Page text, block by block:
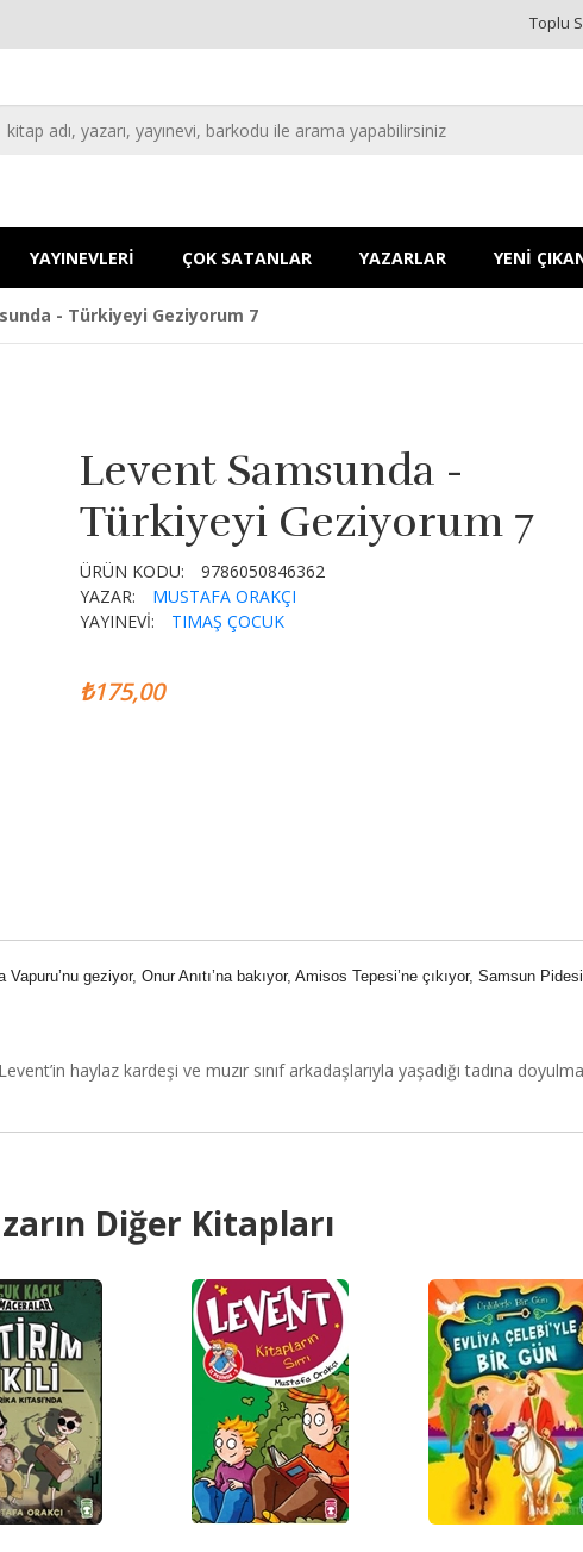
Toplu
YAYINEVLERİ ÇOK SATANLAR YAZARLAR YENİ
- Türkiyeyi Geziyorum 7
Levent Samsunda -
Türkiyeyi Geziyorum 7
ÜRÜN KODU:
9786050846362
YAZAR:
MUSTAFA ORAKÇI
YAYINEVİ:
TIMAŞ ÇOCUK
₺175,00
geziyor, Onur Anıtı’na bakıyor, Amisos Tepesi’ne çıkıyor, Samsun Pidesi
haylaz kardeşi ve muzır sınıf arkadaşlarıyla yaşadığı tadına
Diğer Kitapları